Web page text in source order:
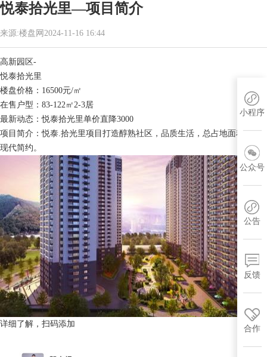
悦泰拾光里—项目简介
来源:楼盘网2024-11-16 16:44
高新园区-
悦泰拾光里
楼盘价格：16500元/㎡
在售户型：83-122㎡2-3居
最新动态：悦泰拾光里单价直降3000
项目简介：悦泰.拾光里项目打造醇熟社区，品质生活，总占地面积约
现代简约。
详细了解，扫码添加
小程序
公众号
公告
反馈
合作